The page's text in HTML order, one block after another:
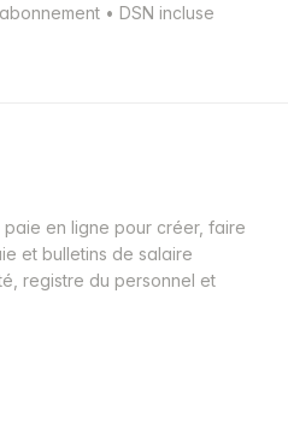
• DSN incluse
en ligne pour créer, faire
et bulletins de salaire
registre du personnel et